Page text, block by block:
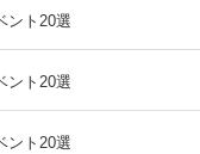
ント20選
ント20選
ント20選